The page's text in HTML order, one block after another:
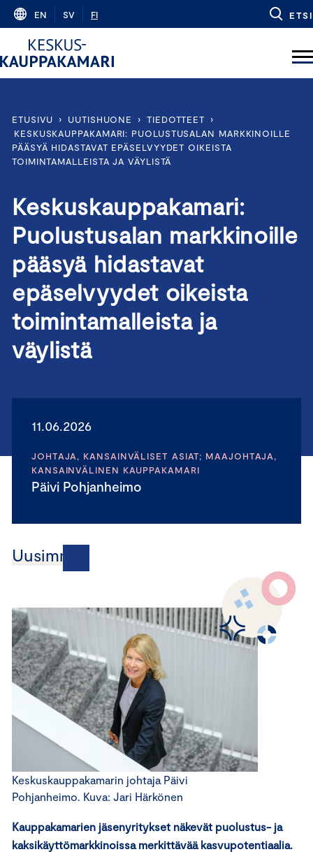
Skip
content
EN SV FI ETSI
ETUSIVU › UUTISHUONE › TIEDOTTEET
›
KESKUSKAUPPAKAMARI: PUOLUSTUSALAN MARKKINOILLE
PÄÄSYÄ HIDASTAVAT EPÄSELVYYDET OIKEISTA
TOIMINTAMALLEISTA JA VÄYLISTÄ
Keskuskauppakamari:
Puolustusalan markkinoille
pääsyä hidastavat
epäselvyydet oikeista
toimintamalleista ja
väylistä
11.06.2026
JOHTAJA, KANSAINVÄLISET ASIAT; MAAJOHTAJA,
KANSAINVÄLINEN KAUPPAKAMARI
Päivi Pohjanheimo
Uusimmat
Keskuskauppakamarin johtaja Päivi
Pohjanheimo. Kuva: Jari Härkönen
Kauppakamarien jäsenyritykset näkevät puolustus- ja
kaksikäyttömarkkinoissa merkittävää kasvupotentiaalia.